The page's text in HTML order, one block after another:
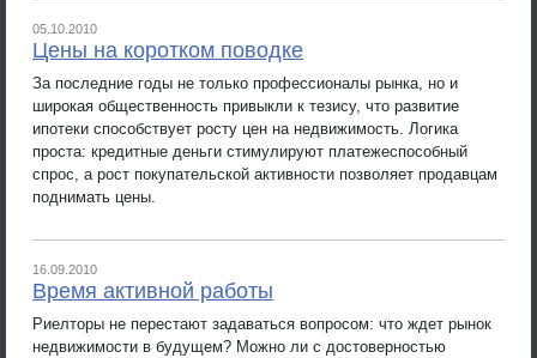
05.10.2010
Цены на коротком поводке
За последние годы не только профессионалы рынка, но и
широкая общественность привыкли к тезису, что развитие
ипотеки способствует росту цен на недвижимость. Логика
проста: кредитные деньги стимулируют платежеспособный
спрос, а рост покупательской активности позволяет продавцам
поднимать цены.
16.09.2010
Время активной работы
Риелторы не перестают задаваться вопросом: что ждет рынок
недвижимости в будущем? Можно ли с достоверностью